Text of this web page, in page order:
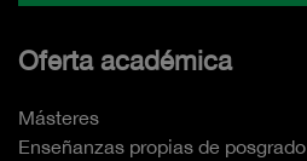
Oferta académica
Másteres
Enseñanzas propias de posgrado